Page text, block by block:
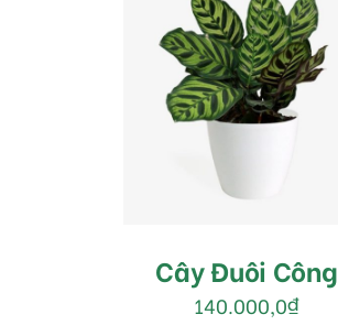
MUA HÀNG /
DETAILS
Cây Đuôi Công
140.000,0₫